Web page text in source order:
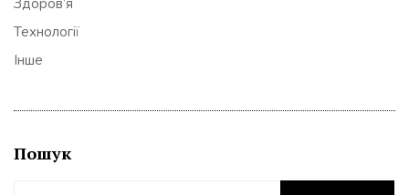
Технології
Інше
Пошук